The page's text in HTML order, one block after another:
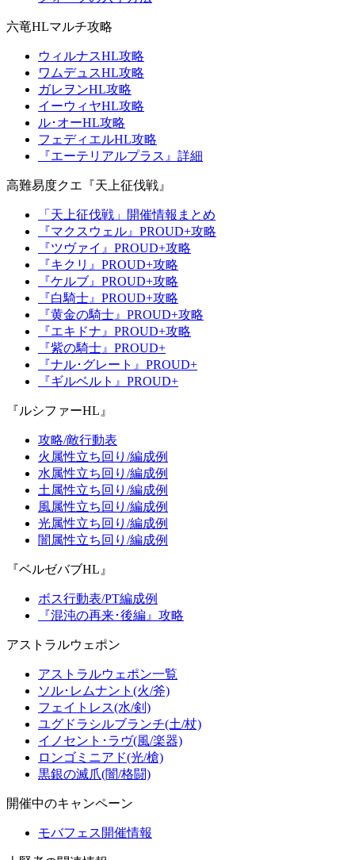
六竜HLマルチ攻略
ウィルナスHL攻略
ワムデュスHL攻略
ガレヲンHL攻略
イーウィヤHL攻略
ル･オーHL攻略
フェディエルHL攻略
『エーテリアルプラス』詳細
高難易度クエ『天上征伐戦』
「天上征伐戦」開催情報まとめ
『マクスウェル』PROUD+攻略
『ツヴァイ』PROUD+攻略
『キクリ』PROUD+攻略
『ケルブ』PROUD+攻略
『白騎士』PROUD+攻略
『黄金の騎士』PROUD+攻略
『エキドナ』PROUD+攻略
『紫の騎士』PROUD+
『ナル･グレート』PROUD+
『ギルベルト』PROUD+
『ルシファーHL』
攻略/敵行動表
火属性立ち回り/編成例
水属性立ち回り/編成例
土属性立ち回り/編成例
風属性立ち回り/編成例
光属性立ち回り/編成例
闇属性立ち回り/編成例
『ベルゼバブHL』
ボス行動表/PT編成例
『混沌の再来･後編』攻略
アストラルウェポン
アストラルウェポン一覧
ソル･レムナント(火/斧)
フェイトレス(水/剣)
ユグドラシルブランチ(土/杖)
イノセント･ラヴ(風/楽器)
ロンゴミニアド(光/槍)
黒銀の滅爪(闇/格闘)
開催中のキャンペーン
モバフェス開催情報